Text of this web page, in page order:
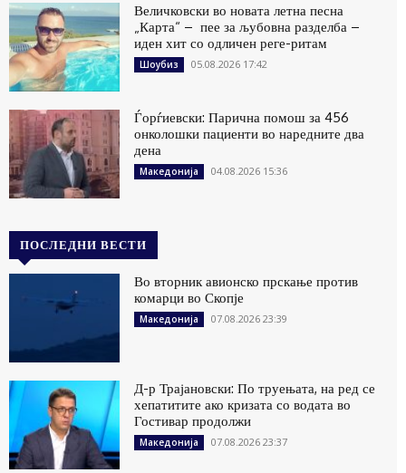
Величковски во новата летна песна
„Карта“ – пее за љубовна разделба –
иден хит со одличен реге-ритам
Шоубиз 05.08.2026 17:42
Ѓорѓиевски: Парична помош за 456
онколошки пациенти во наредните два
дена
Македонија 04.08.2026 15:36
ПОСЛЕДНИ ВЕСТИ
Во вторник авионско прскање против
комарци во Скопје
Македонија 07.08.2026 23:39
Д-р Трајановски: По труењата, на ред се
хепатитите ако кризата со водата во
Гостивар продолжи
Македонија 07.08.2026 23:37